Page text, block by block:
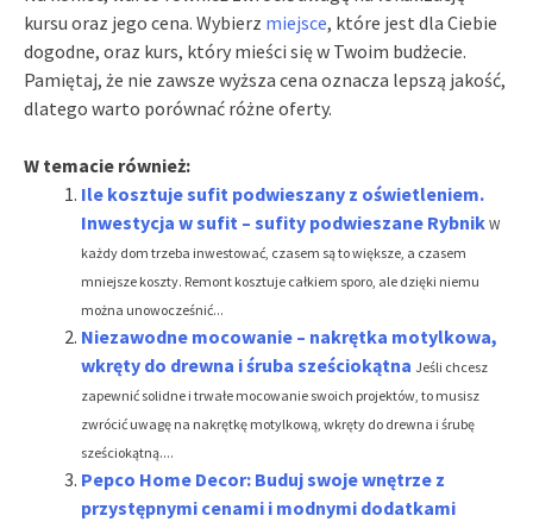
kursu oraz jego cena. Wybierz miejsce, które jest dla Ciebie
dogodne, oraz kurs, który mieści się w Twoim budżecie.
Pamiętaj, że nie zawsze wyższa cena oznacza lepszą jakość,
dlatego warto porównać różne oferty.
W temacie również:
Ile kosztuje sufit podwieszany z oświetleniem.
Inwestycja w sufit – sufity podwieszane Rybnik W
każdy dom trzeba inwestować, czasem są to większe, a czasem
mniejsze koszty. Remont kosztuje całkiem sporo, ale dzięki niemu
można unowocześnić...
Niezawodne mocowanie – nakrętka motylkowa,
wkręty do drewna i śruba sześciokątna Jeśli chcesz
zapewnić solidne i trwałe mocowanie swoich projektów, to musisz
zwrócić uwagę na nakrętkę motylkową, wkręty do drewna i śrubę
sześciokątną....
Pepco Home Decor: Buduj swoje wnętrze z
przystępnymi cenami i modnymi dodatkami